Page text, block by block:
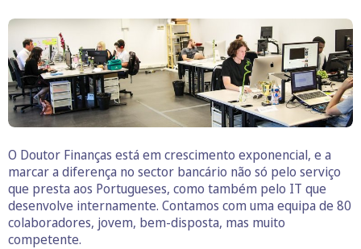
O Doutor Finanças está em crescimento exponencial, e a
marcar a diferença no sector bancário não só pelo serviço
que presta aos Portugueses, como também pelo IT que
desenvolve internamente. Contamos com uma equipa de 80
colaboradores, jovem, bem-disposta, mas muito
competente.